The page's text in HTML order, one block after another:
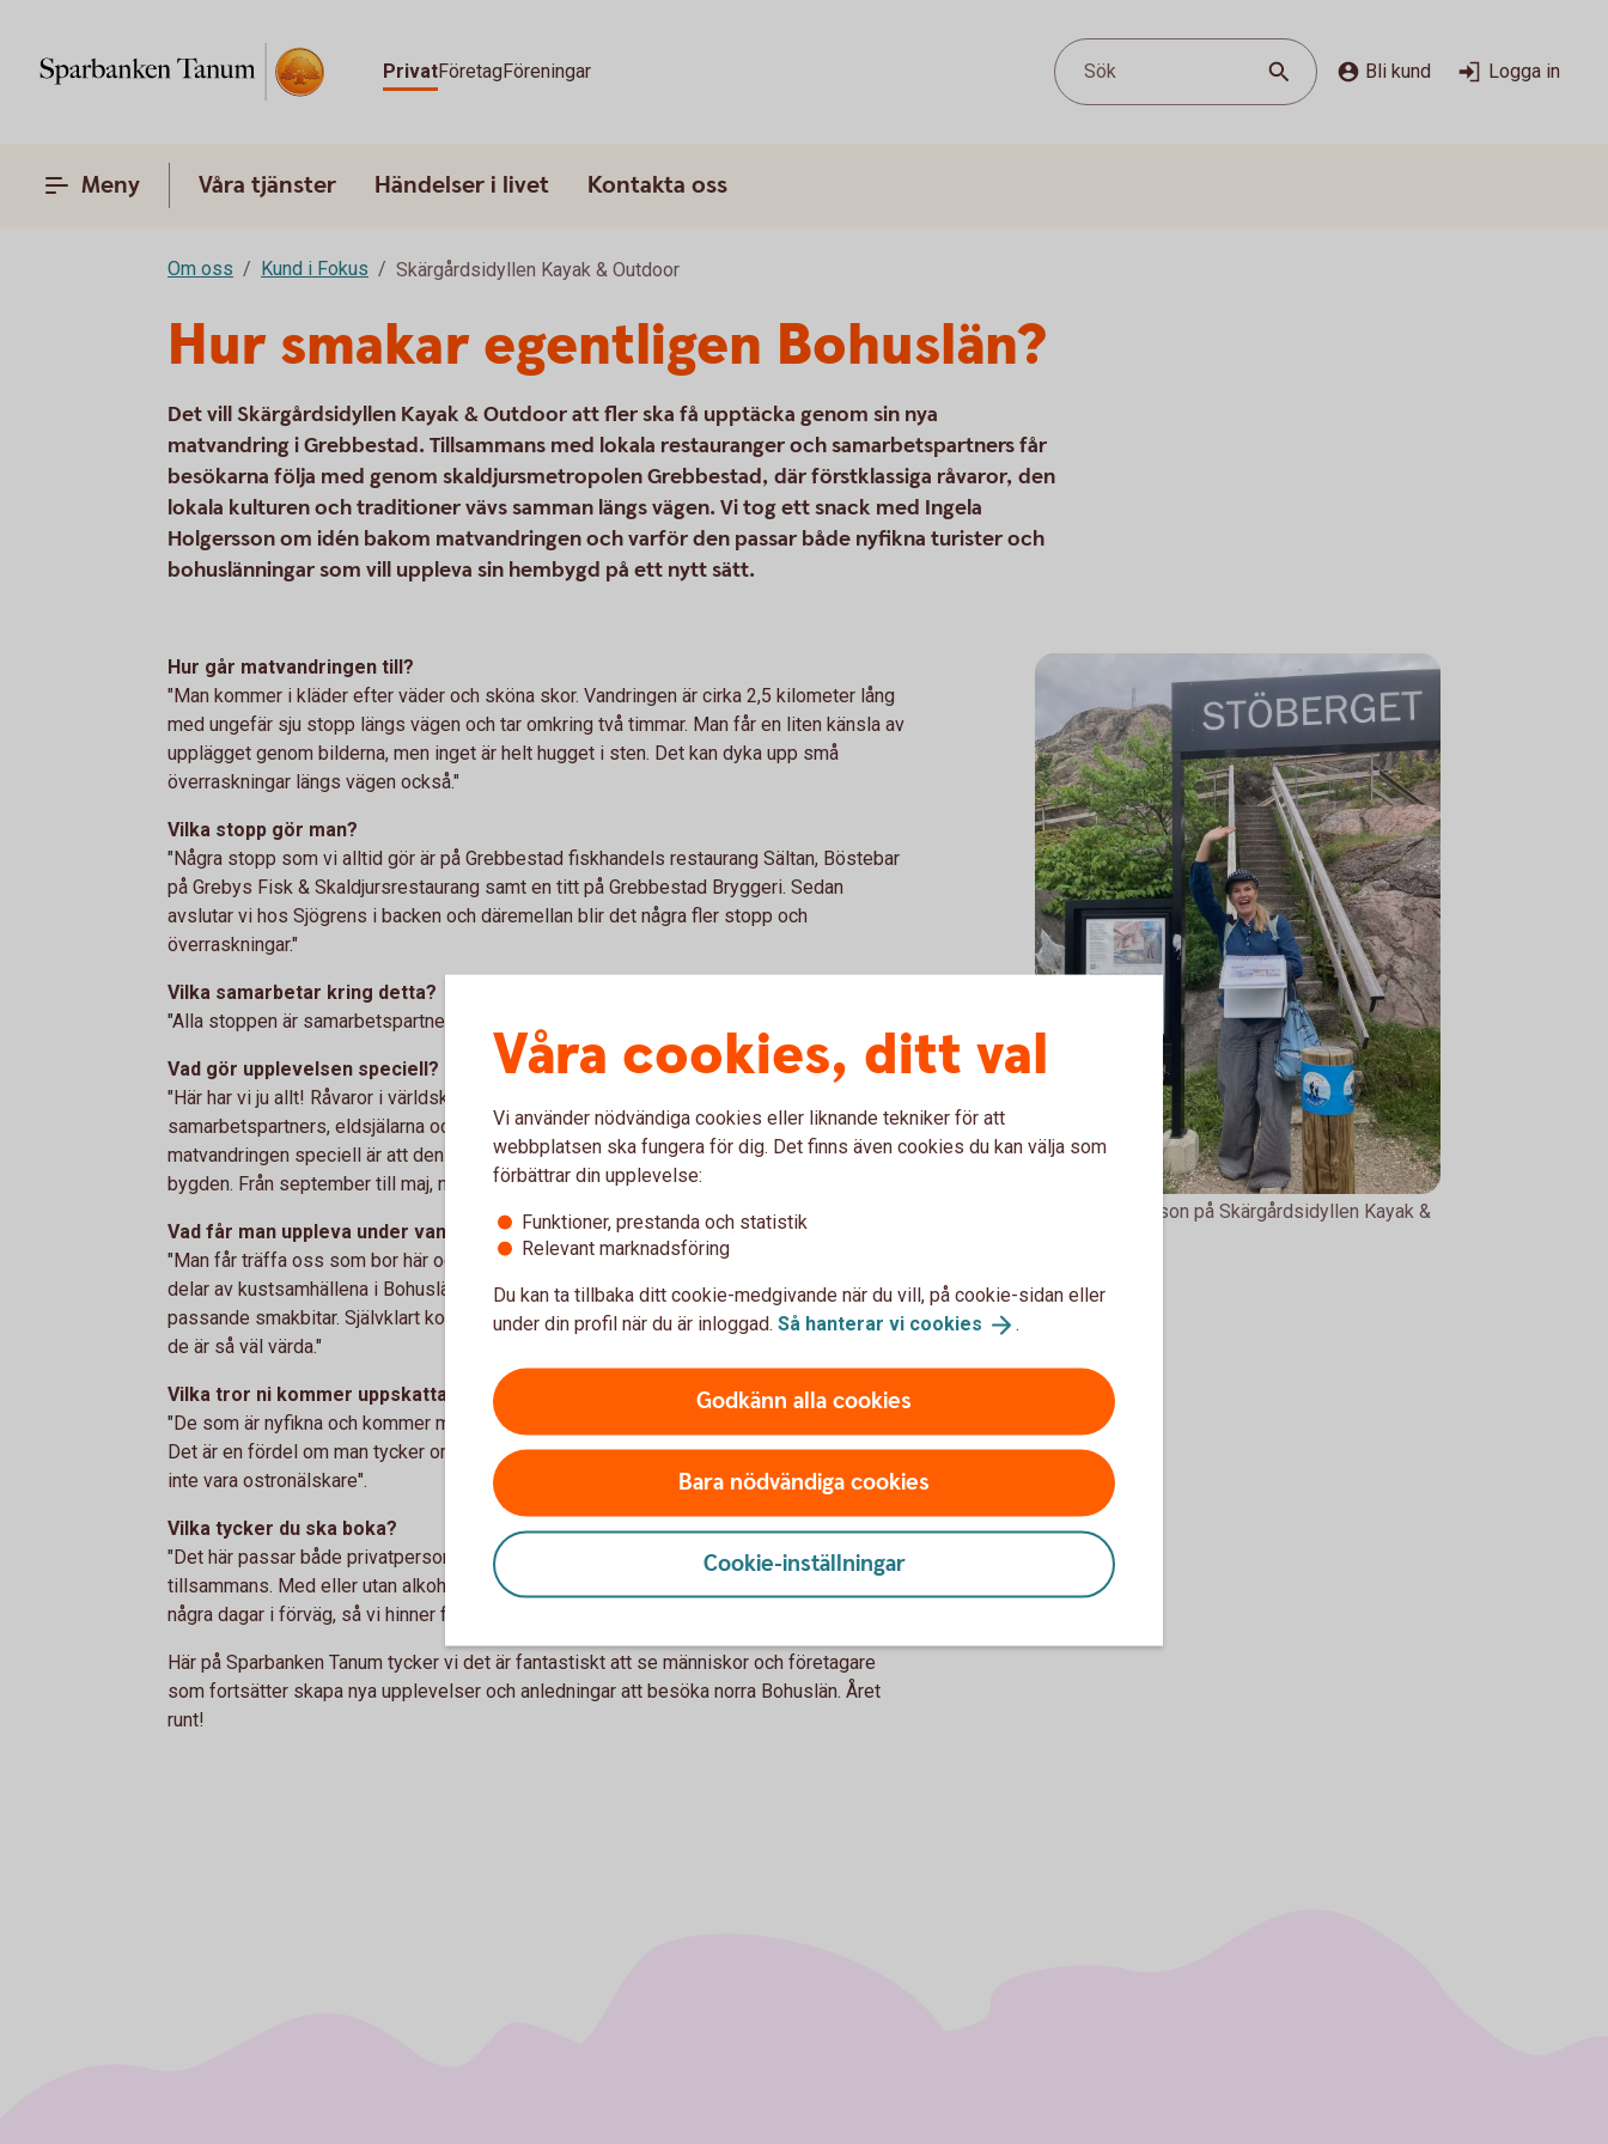
PrivatFöretagFöreningar Sök Bli kund Logga in
Meny Våra tjänster Händelser i livet Kontakta oss
Om oss Kund i Fokus Skärgårdsidyllen Kayak & Outdoor
Hur smakar egentligen Bohuslän?
Det vill Skärgårdsidyllen Kayak & Outdoor att fler ska få upptäcka genom sin nya
matvandring i Grebbestad. Tillsammans med lokala restauranger och samarbetspartners får
besökarna följa med genom skaldjursmetropolen Grebbestad, där förstklassiga råvaror, den
lokala kulturen och traditioner vävs samman längs vägen. Vi tog ett snack med Ingela
Holgersson om idén bakom matvandringen och varför den passar både nyfikna turister och
bohuslänningar som vill uppleva sin hembygd på ett nytt sätt.
Hur går matvandringen till?
"Man kommer i kläder efter väder och sköna skor. Vandringen är cirka 2,5 kilometer lång
med ungefär sju stopp längs vägen och tar omkring två timmar. Man får en liten känsla av
upplägget genom bilderna, men inget är helt hugget i sten. Det kan dyka upp små
överraskningar längs vägen också."
Vilka stopp gör man?
"Några stopp som vi alltid gör är på Grebbestad fiskhandels restaurang Sältan, Böstebar
på Grebys Fisk & Skaldjursrestaurang samt en titt på Grebbestad Bryggeri. Sedan
avslutar vi hos Sjögrens i backen och däremellan blir det några fler stopp och
överraskningar."
Vilka samarbetar kring detta?
"Alla stoppen är samarbetspartners och vi på Skärgårdsidyllen arrangerar och guidar."
Vad gör upplevelsen speciell?
"Här har vi ju allt! Råvaror i världsklass, maten, drycken, historien, kulturen, fantastiska
samarbetspartners, eldsjälarna och inte minst våra hjärtan! Det som också gör
matvandringen speciell är att den erbjuds under den tid på året när vi vill ha mer liv i
bygden. Från september till maj, när skaldjuren dessutom är som allra bäst."
Vad får man uppleva under vandringen?
"Man får träffa oss som bor här och ta del av Grebbestads historia som speglar stora
delar av kustsamhällena i Bohuslän. Allt på ett lättsamt sätt, ackompanjerat med
passande smakbitar. Självklart kommer även fisket och våra fiskare få ta den stora plats
de är så väl värda."
Vilka tror ni kommer uppskatta detta allra mest?
"De som är nyfikna och kommer med ett öppet sinne tror jag uppskattar turen allra mest.
Det är en fördel om man tycker om sjömat, fisk och skaldjur, men man behöver absolut
inte vara ostronälskare".
Vilka tycker du ska boka?
"Det här passar både privatpersoner, grupper och företag som vill göra något
tillsammans. Med eller utan alkohol, gästen bestämmer själv. Man behöver dock förboka
några dagar i förväg, så vi hinner förbereda på bästa sätt!"
Här på Sparbanken Tanum tycker vi det är fantastiskt att se människor och företagare
som fortsätter skapa nya upplevelser och anledningar att besöka norra Bohuslän. Året
runt!
Ingela Holgersson på Skärgårdsidyllen Kayak &
Våra cookies, ditt val
Vi använder nödvändiga cookies eller liknande tekniker för att
webbplatsen ska fungera för dig. Det finns även cookies du kan välja som
förbättrar din upplevelse:
Funktioner, prestanda och statistik
Relevant marknadsföring
Du kan ta tillbaka ditt cookie-medgivande när du vill, på cookie-sidan eller
under din profil när du är inloggad. Så hanterar vi cookies .
Godkänn alla cookies
Bara nödvändiga cookies
Cookie-inställningar